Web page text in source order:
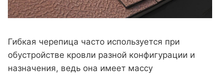
Гибкая черепица часто используется при
обустройстве кровли разной конфигурации и
назначения, ведь она имеет массу